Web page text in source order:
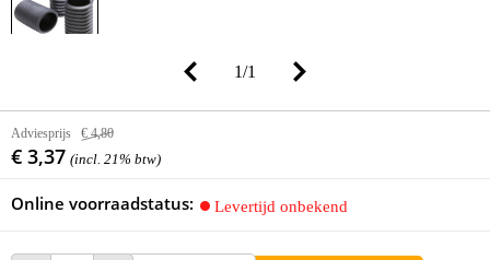
1/1
Adviesprijs € 4,80
€ 3,37 (incl. 21% btw)
Online voorraadstatus: Levertijd onbekend